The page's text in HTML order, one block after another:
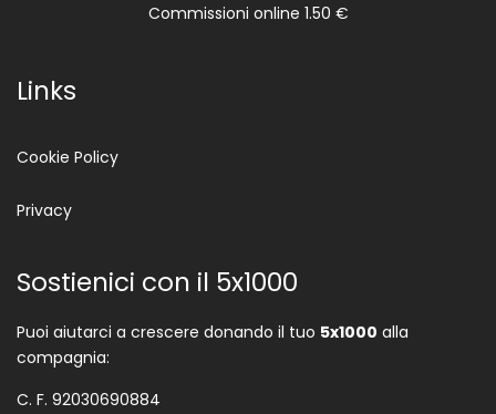
Commissioni online 1.50 €
Links
Cookie Policy
Privacy
Sostienici con il 5x1000
Puoi aiutarci a crescere donando il tuo 5x1000 alla
compagnia:
C. F. 92030690884